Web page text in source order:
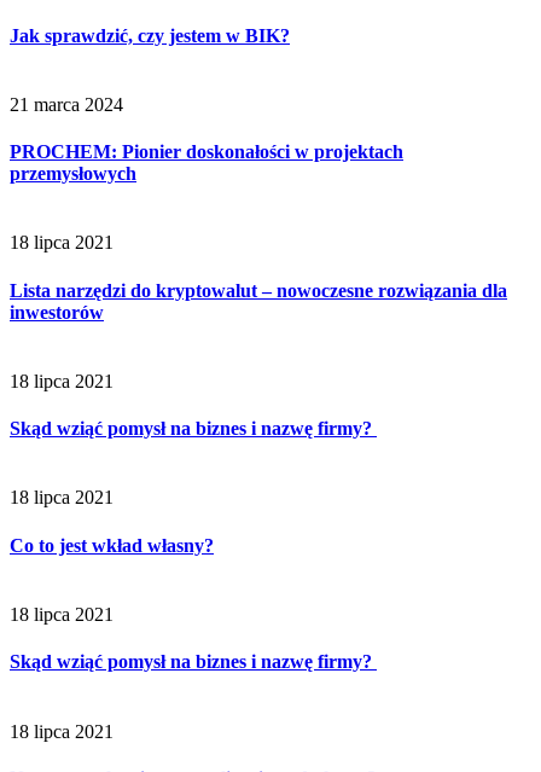
Jak sprawdzić, czy jestem w BIK?
21 marca 2024
PROCHEM: Pionier doskonałości w projektach
przemysłowych
18 lipca 2021
Lista narzędzi do kryptowalut – nowoczesne rozwiązania dla
inwestorów
18 lipca 2021
Skąd wziąć pomysł na biznes i nazwę firmy?
18 lipca 2021
Co to jest wkład własny?
18 lipca 2021
Skąd wziąć pomysł na biznes i nazwę firmy?
18 lipca 2021